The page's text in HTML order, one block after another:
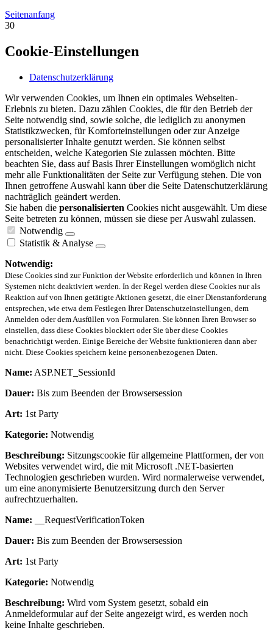
Seitenanfang
30
Cookie-Einstellungen
Datenschutzerklärung
Wir verwenden Cookies, um Ihnen ein optimales Webseiten-
Erlebnis zu bieten. Dazu zählen Cookies, die für den Betrieb der
Seite notwendig sind, sowie solche, die lediglich zu anonymen
Statistikzwecken, für Komforteinstellungen oder zur Anzeige
personalisierter Inhalte genutzt werden. Sie können selbst
entscheiden, welche Kategorien Sie zulassen möchten. Bitte
beachten Sie, dass auf Basis Ihrer Einstellungen womöglich nicht
mehr alle Funktionalitäten der Seite zur Verfügung stehen. Die von
Ihnen getroffene Auswahl kann über die Seite Datenschutzerklärung
nachträglich geändert werden.
Sie haben die personalisierten Cookies nicht ausgewählt. Um diese
Seite betreten zu können, müssen sie diese per Auswahl zulassen.
Notwendig
Statistik & Analyse
Notwendig:
Diese Cookies sind zur Funktion der Website erforderlich und können in Ihren
Systemen nicht deaktiviert werden. In der Regel werden diese Cookies nur als
Reaktion auf von Ihnen getätigte Aktionen gesetzt, die einer Dienstanforderung
entsprechen, wie etwa dem Festlegen Ihrer Datenschutzeinstellungen, dem
Anmelden oder dem Ausfüllen von Formularen. Sie können Ihren Browser so
einstellen, dass diese Cookies blockiert oder Sie über diese Cookies
benachrichtigt werden. Einige Bereiche der Website funktionieren dann aber
nicht. Diese Cookies speichern keine personenbezogenen Daten.
Name: ASP.NET_SessionId
Dauer: Bis zum Beenden der Browsersession
Art: 1st Party
Kategorie: Notwendig
Beschreibung: Sitzungscookie für allgemeine Plattformen, der von
Websites verwendet wird, die mit Microsoft .NET-basierten
Technologien geschrieben wurden. Wird normalerweise verwendet,
um eine anonymisierte Benutzersitzung durch den Server
aufrechtzuerhalten.
Name: __RequestVerificationToken
Dauer: Bis zum Beenden der Browsersession
Art: 1st Party
Kategorie: Notwendig
Beschreibung: Wird vom System gesetzt, sobald ein
Anmeldeformular auf der Seite angezeigt wird, es werden noch
keine Inhalte geschrieben.